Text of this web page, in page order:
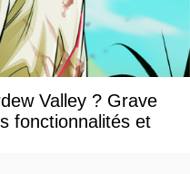
Valley ? Grave
fonctionnalités et